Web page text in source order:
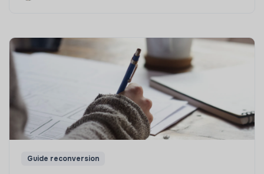
Guide reconversion